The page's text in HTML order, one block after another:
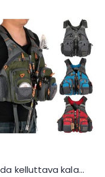
Lixada kelluttava kalastusliivi 95kg